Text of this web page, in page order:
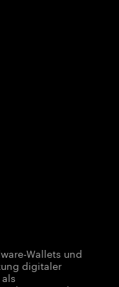
Wallets und
digitaler